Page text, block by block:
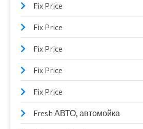
Fix Price
Fix Price
Fix Price
Fix Price
Fix Price
Fresh АВТО, автомойка